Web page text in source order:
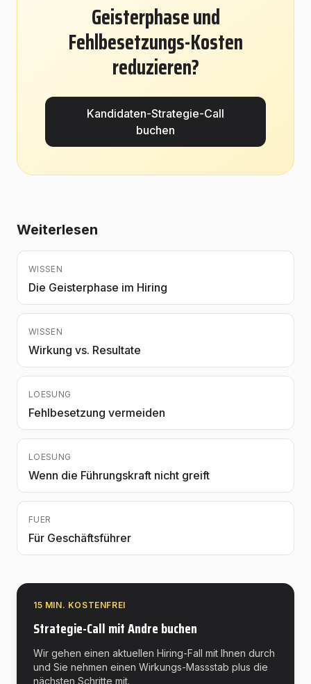
Geisterphase und
Fehlbesetzungs-Kosten
reduzieren?
Kandidaten-Strategie-Call
buchen
Weiterlesen
WISSEN
Die Geisterphase im Hiring
WISSEN
Wirkung vs. Resultate
LOESUNG
Fehlbesetzung vermeiden
LOESUNG
Wenn die Führungskraft nicht greift
FUER
Für Geschäftsführer
15 MIN. KOSTENFREI
Strategie-Call mit Andre buchen
Wir gehen einen aktuellen Hiring-Fall mit Ihnen durch
und Sie nehmen einen Wirkungs-Massstab plus die
nächsten Schritte mit.